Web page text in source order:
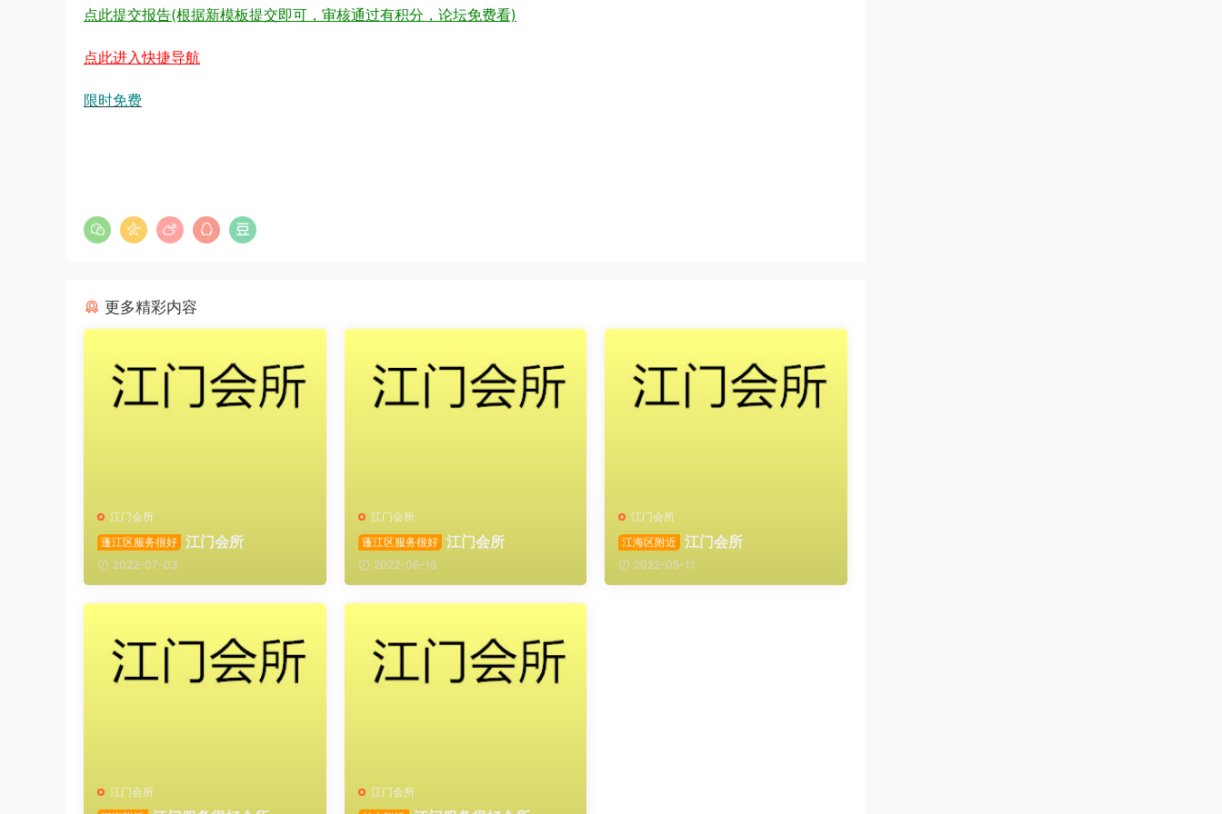
点此提交报告(根据新模板提交即可，审核通过有积分，论坛免费看)
点此进入快捷导航
限时免费
更多精彩内容
江门会所
蓬江区服务很好 江门会所
2022-07-03
江门会所
蓬江区服务很好
江门会所
2022-06-16
江门会所
江海区附近
江门会所
2022-05-11
江门会所
江门会所